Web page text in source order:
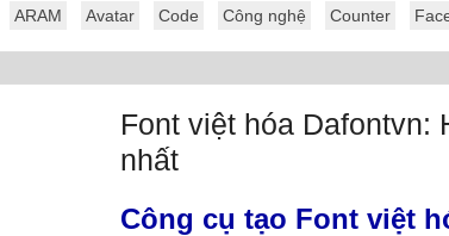
ARAM Avatar Code Công nghệ Counter
Font việt hóa Dafontvn:
nhất
Công cụ tạo Font việt